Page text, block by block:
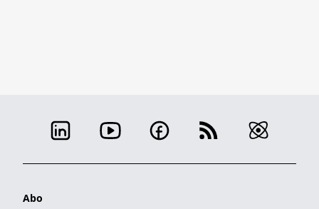
Abo